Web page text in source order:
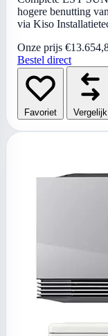
hogere benutting
via Kiso
Onze prijs
Bestel direct
Favoriet Vergelijk